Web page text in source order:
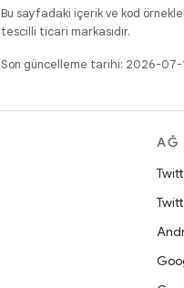
Bu sayfadaki içerik ve kod
tescilli ticari markasıdır.
Son güncelleme tarihi: 2026-07-
AĞ